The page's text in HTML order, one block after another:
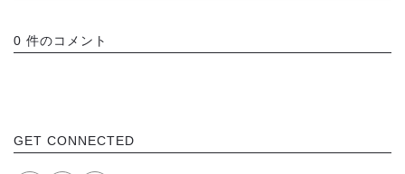
0 件のコメント
GET CONNECTED